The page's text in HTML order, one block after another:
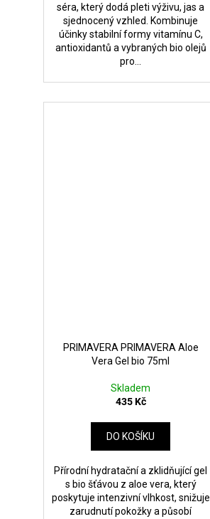
séra, který dodá pleti výživu, jas a
sjednocený vzhled. Kombinuje
účinky stabilní formy vitamínu C,
antioxidantů a vybraných bio olejů
pro...
PRIMAVERA PRIMAVERA Aloe
Vera Gel bio 75ml
Skladem
435 Kč
DO KOŠÍKU
Přírodní hydratační a zklidňující gel
s bio šťávou z aloe vera, který
poskytuje intenzivní vlhkost, snižuje
zarudnutí pokožky a působí